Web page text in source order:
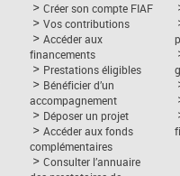
Créer son compte FIAF
Vos contributions
Accéder aux
financements
Prestations éligibles
Bénéficier d’un
accompagnement
Déposer un projet
Accéder aux fonds
complémentaires
Consulter l’annuaire